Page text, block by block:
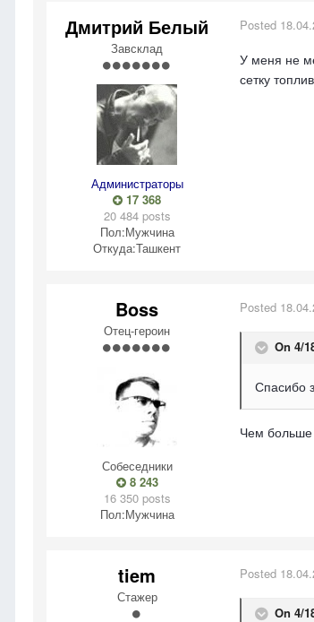
Дмитрий Белый
Завсклад
Администраторы
17 368
20 484 posts
Пол:Мужчина
Откуда:Ташкент
Posted
У меня не
сетку
Boss
Отец-героин
Собеседники
8 243
16 350 posts
Пол:Мужчина
Posted
On 4/
Спасибо
Чем больше
tiem
Стажер
Posted
On 4/